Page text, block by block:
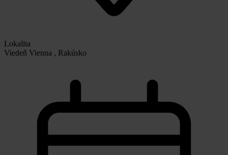
Lokalita
Viedeň Vienna , Rakúsko